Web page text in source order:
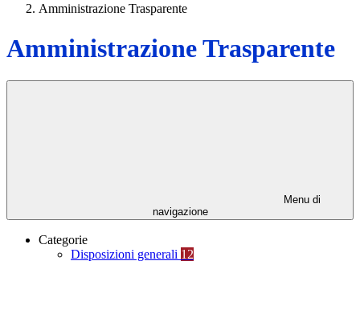
Amministrazione Trasparente
Amministrazione Trasparente
Menu di
navigazione
Categorie
Disposizioni generali 12